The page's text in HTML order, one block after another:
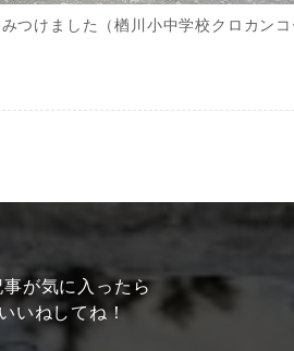
つけました（楢川小中学校クロカン
事が気に入ったら
いいねしてね！